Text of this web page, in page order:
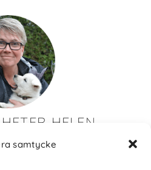
samtycke
HELEN
att du hittat till mig!